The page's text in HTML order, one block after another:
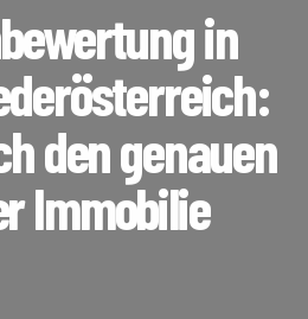
in
den genauen
Immobilie